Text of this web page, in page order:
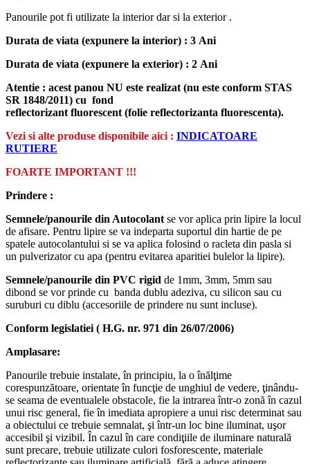
Panourile pot fi utilizate la interior dar si la exterior .
Durata de viata (expunere la interior) : 3 Ani
Durata de viata (expunere la exterior) : 2 Ani
Atentie : acest panou NU este realizat (nu este conform STAS
SR 1848/2011) cu fond
reflectorizant fluorescent (folie reflectorizanta fluorescenta).
Vezi si alte produse disponibile aici : INDICATOARE
RUTIERE
FOARTE IMPORTANT !!!
Prindere :
Semnele/panourile din Autocolant se vor aplica prin lipire la locul
de afisare. Pentru lipire se va indeparta suportul din hartie de pe
spatele autocolantului si se va aplica folosind o racleta din pasla si
un pulverizator cu apa (pentru evitarea aparitiei bulelor la lipire).
Semnele/panourile din PVC rigid de 1mm, 3mm, 5mm sau
dibond se vor prinde cu banda dublu adeziva, cu silicon sau cu
suruburi cu diblu (accesoriile de prindere nu sunt incluse).
Conform legislatiei ( H.G. nr. 971 din 26/07/2006)
Amplasare:
Panourile trebuie instalate, în principiu, la o înălţime
corespunzătoare, orientate în funcţie de unghiul de vedere, ţinându-
se seama de eventualele obstacole, fie la intrarea într-o zonă în cazul
unui risc general, fie în imediata apropiere a unui risc determinat sau
a obiectului ce trebuie semnalat, şi într-un loc bine iluminat, uşor
accesibil şi vizibil. În cazul în care condiţiile de iluminare naturală
sunt precare, trebuie utilizate culori fosforescente, materiale